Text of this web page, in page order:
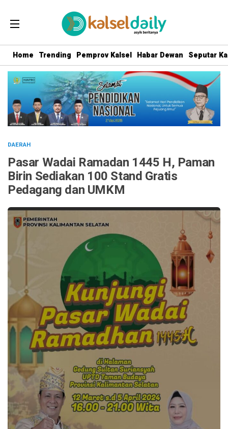
Home Trending Pemprov Kalsel Habar Dewan Seputar
DAERAH
Pasar Wadai Ramadan 1445 H, Paman
Birin Sediakan 100 Stand Gratis
Pedagang dan UMKM